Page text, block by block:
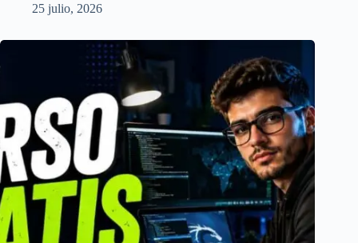
25 julio, 2026